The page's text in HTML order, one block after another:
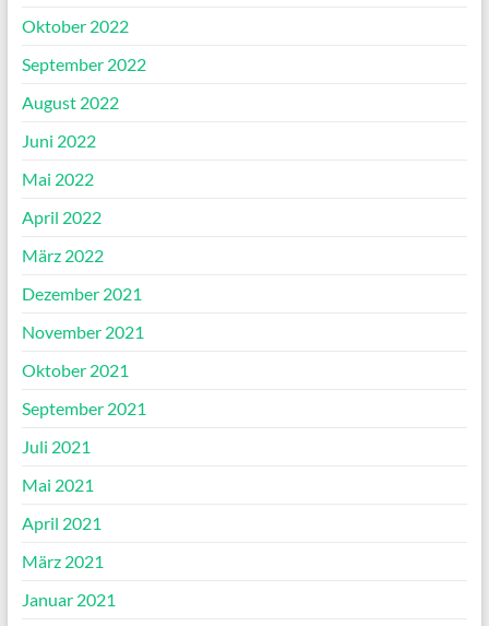
Oktober 2022
September 2022
August 2022
Juni 2022
Mai 2022
April 2022
März 2022
Dezember 2021
November 2021
Oktober 2021
September 2021
Juli 2021
Mai 2021
April 2021
März 2021
Januar 2021